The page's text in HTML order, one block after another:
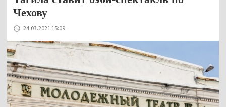
Чехову
24.03.2021 15:09